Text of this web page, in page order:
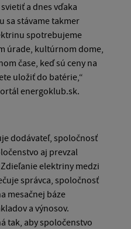
a dnes vďaka
sa stávame takmer
spotrebujeme
úrade, kultúrnom dome,
čase, keď sú ceny na
uložiť do batérie,“
energoklub.sk.
dodávateľ, spoločnosť
aj prevzal
elektriny medzi
správca, spoločnosť
mesačnej báze
a výnosov.
tak, aby spoločenstvo